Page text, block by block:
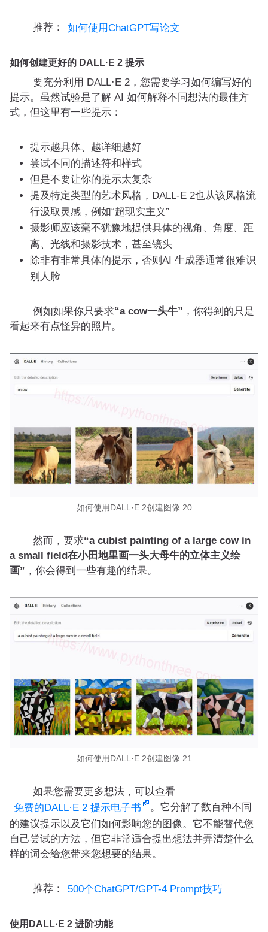
推荐： 如何使用ChatGPT写论文
如何创建更好的 DALL·E 2 提示
要充分利用 DALL·E 2，您需要学习如何编写好的
提示。虽然试验是了解 AI 如何解释不同想法的最佳方
式，但这里有一些提示：
提示越具体、越详细越好
尝试不同的描述符和样式
但是不要让你的提示太复杂
提及特定类型的艺术风格，DALL-E 2也从该风格流
行汲取灵感，例如“超现实主义”
摄影师应该毫不犹豫地提供具体的视角、角度、距
离、光线和摄影技术，甚至镜头
除非有非常具体的提示，否则AI 生成器通常很难识
别人脸
例如如果你只要求“a cow一头牛” ，你得到的只是
看起来有点怪异的照片。
如何使用DALL·E 2创建图像 20
然而，要求“a cubist painting of a large cow in
a small field在小田地里画一头大母牛的立体主义绘
画” ，你会得到一些有趣的结果。
如何使用DALL·E 2创建图像 21
如果您需要更多想法，可以查看
免费的DALL·E 2 提示电子书
。它分解了数百种不同
的建议提示以及它们如何影响您的图像。它不能替代您
自己尝试的方法，但它非常适合提出想法并弄清楚什么
样的词会给您带来您想要的结果。
推荐： 500个ChatGPT/GPT-4 Prompt技巧
使用DALL·E 2 进阶功能